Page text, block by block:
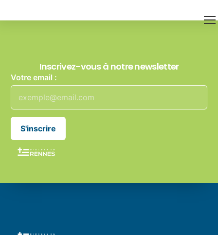
Inscrivez-vous à notre newsletter
Votre email :
S'inscrire